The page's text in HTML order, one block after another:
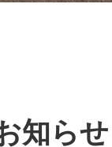
知らせ